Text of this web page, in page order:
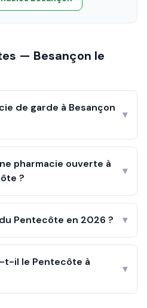
— Besançon le
de garde à Besançon
▾
pharmacie ouverte à
?
▾
Pentecôte en 2026 ? ▾
t-il le Pentecôte à
▾